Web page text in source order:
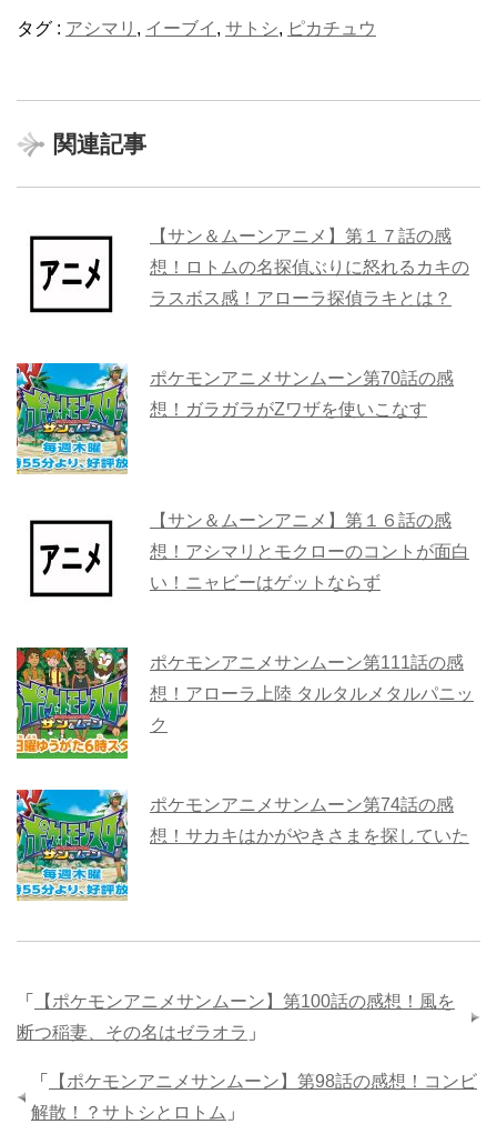
タグ : アシマリ , イーブイ , サトシ, ピカチュウ
関連記事
【サン＆ムーンアニメ】第１７話の感
想！ロトムの名探偵ぶりに怒れるカキの
ラスボス感！アローラ探偵ラキとは？
ポケモンアニメサンムーン第70話の感
想！ガラガラがZワザを使いこなす
【サン＆ムーンアニメ】第１６話の感
想！アシマリとモクローのコントが面白
い！ニャビーはゲットならず
ポケモンアニメサンムーン第111話の感
想！アローラ上陸 タルタルメタルパニッ
ク
ポケモンアニメサンムーン第74話の感
想！サカキはかがやきさまを探していた
「
【ポケモンアニメサンムーン】第100話の感想！風を
断つ稲妻、その名はゼラオラ 」
「
【ポケモンアニメサンムーン】第98話の感想！コンビ
解散！？サトシとロトム 」